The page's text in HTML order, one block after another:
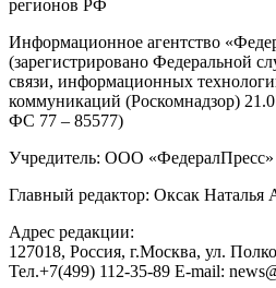
© Информационное агентство
О проекте
Реклама
Редакция
Авторизация
2007-2026 ©
Редакция «ФедералПресс »